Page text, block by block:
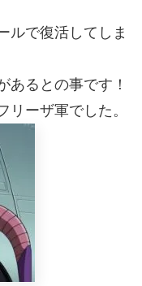
ルで復活してしま
あるとの事です！
リーザ軍でした。